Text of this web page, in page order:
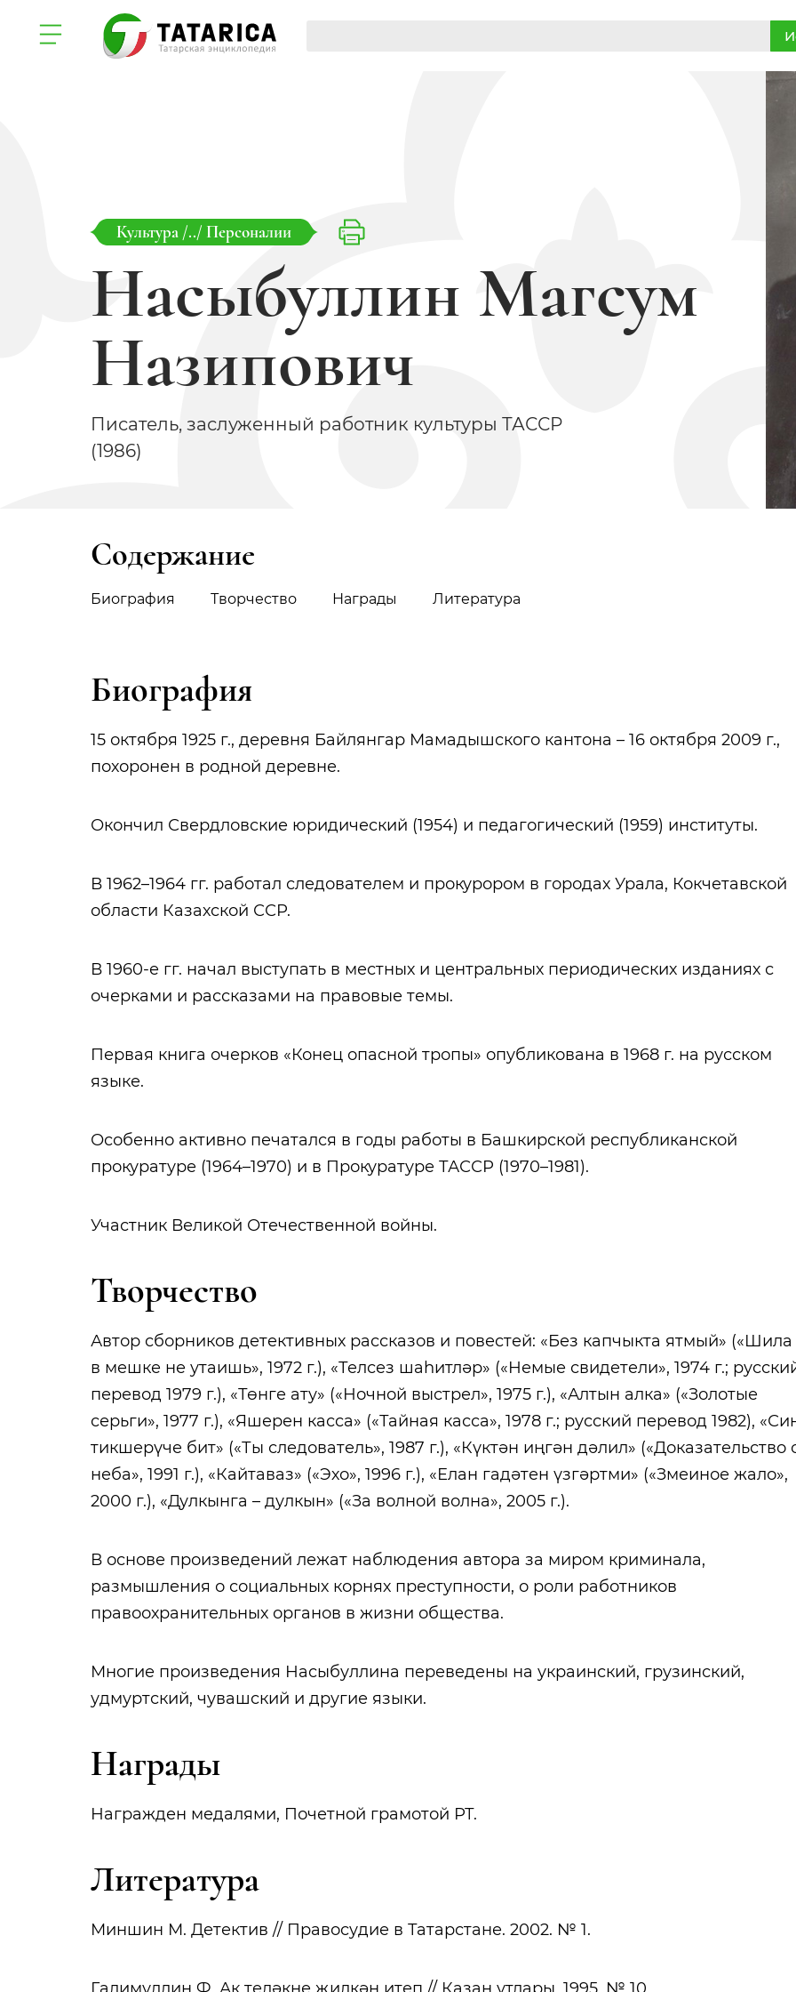
Культура /../ Персоналии
Насыбуллин Магсум
Назипович
Писатель, заслуженный работник культуры ТАССР
(1986)
Содержание
Биография Творчество Награды Литература
Биография
15 октября 1925 г., деревня Байлянгар Мамадышского кантона – 16 октября 2009 г.,
похоронен в родной деревне.
Окончил Свердловские юридический (1954) и педагогический (1959) институты.
В 1962–1964 гг. работал следователем и прокурором в городах Урала, Кокчетавской
области Казахской ССР.
В 1960-е гг. начал выступать в местных и центральных периодических изданиях с
очерками и рассказами на правовые темы.
Первая книга очерков «Конец опасной тропы» опубликована в 1968 г. на русском
языке.
Особенно активно печатался в годы работы в Башкирской республиканской
прокуратуре (1964–1970) и в Прокуратуре ТАССР (1970–1981).
Участник Великой Отечественной войны.
Творчество
Автор сборников детективных рассказов и повестей: «Без капчыкта ятмый» («Шила
в мешке не утаишь», 1972 г.), «Телсез шаһитләр» («Немые свидетели», 1974 г.;
перевод 1979 г.), «Төнге ату» («Ночной выстрел», 1975 г.), «Алтын алка» («Золотые
серьги», 1977 г.), «Яшерен касса» («Тайная касса», 1978 г.; русский перевод 1982),
тикшерүче бит» («Ты следователь», 1987 г.), «Күктән иңгән дәлил» («Доказательство
неба», 1991 г.), «Кайтаваз» («Эхо», 1996 г.), «Елан гадәтен үзгәртми» («Змеиное жало»,
2000 г.), «Дулкынга – дулкын» («За волной волна», 2005 г.).
В основе произведений лежат наблюдения автора за миром криминала,
размышления о социальных корнях преступности, о роли работников
правоохранительных органов в жизни общества.
Многие произведения Насыбуллина переведены на украинский, грузинский,
удмуртский, чувашский и другие языки.
Награды
Награжден медалями, Почетной грамотой РТ.
Литература
Миншин М. Детектив // Правосудие в Татарстане. 2002. № 1.